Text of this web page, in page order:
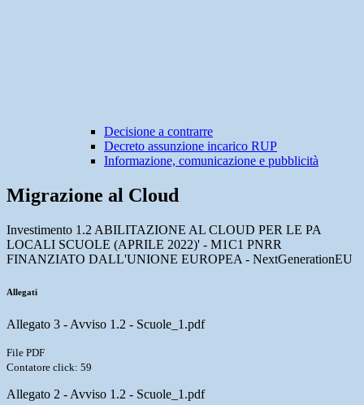
Decisione a contrarre
Decreto assunzione incarico RUP
Informazione, comunicazione e pubblicità
Migrazione al Cloud
Investimento 1.2 ABILITAZIONE AL CLOUD PER LE PA
LOCALI SCUOLE (APRILE 2022)' - M1C1 PNRR
FINANZIATO DALL'UNIONE EUROPEA - NextGenerationEU
Allegati
Allegato 3 - Avviso 1.2 - Scuole_1.pdf
File PDF
Contatore click: 59
Allegato 2 - Avviso 1.2 - Scuole_1.pdf